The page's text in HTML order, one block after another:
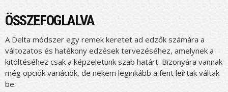
ÖSSZEFOGLALVA
A Delta módszer egy remek keretet ad edzők számára a
változatos és hatékony edzések tervezéséhez, amelynek a
kitöltéséhez csak a képzeletünk szab határt. Bizonyára vannak
még opciók variációk, de nekem leginkább a fent leírtak váltak
be.